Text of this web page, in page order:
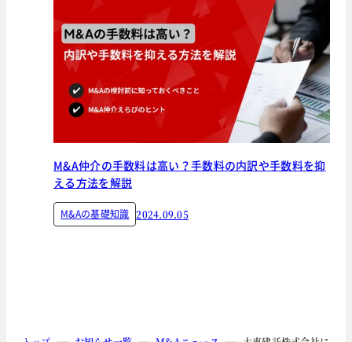
M&A仲介の手数料は高い？手数料の内訳や手数料を抑
える方法を解説
M&Aの基礎知識 2024.09.05